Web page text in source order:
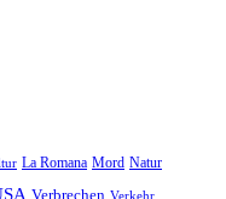
La Romana Mord Natur
Verbrechen Verkehr